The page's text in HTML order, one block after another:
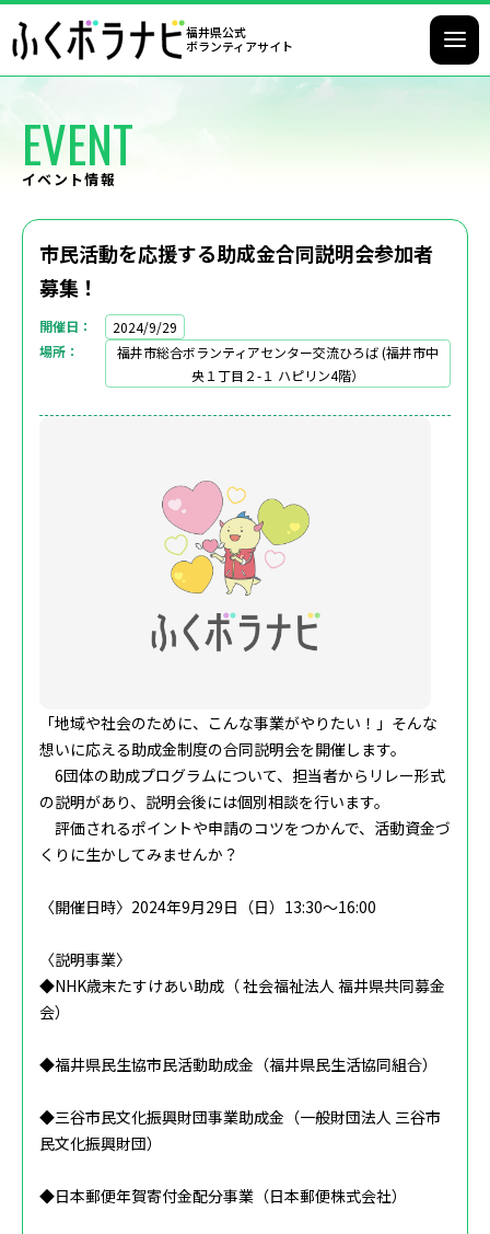
福井県公式
ボランティアサイト
EVENT
イベント情報
市民活動を応援する助成金合同説明会参加者
募集！
開催日
2024/9/29
場所
福井市総合ボランティアセンター交流ひろば (福井市中
央１丁目２-１ ハピリン4階）
「地域や社会のために、こんな事業がやりたい！」そんな
想いに応える助成金制度の合同説明会を開催します。
‌ 6団体の助成プログラムについて、担当者からリレー形式
の説明があり、説明会後には個別相談を行います。
評価されるポイントや申請のコツをつかんで、活動資金づ
くりに生かしてみませんか？
〈開催日時〉2024年9月29日（日）13:30～16:00
〈説明事業〉
◆NHK歳末たすけあい助成（ 社会福祉法人 福井県共同募金
会）
◆福井県民生協市民活動助成金（福井県民生活協同組合）
◆三谷市民文化振興財団事業助成金（一般財団法人 三谷市
民文化振興財団）
◆日本郵便年賀寄付金配分事業（日本郵便株式会社）